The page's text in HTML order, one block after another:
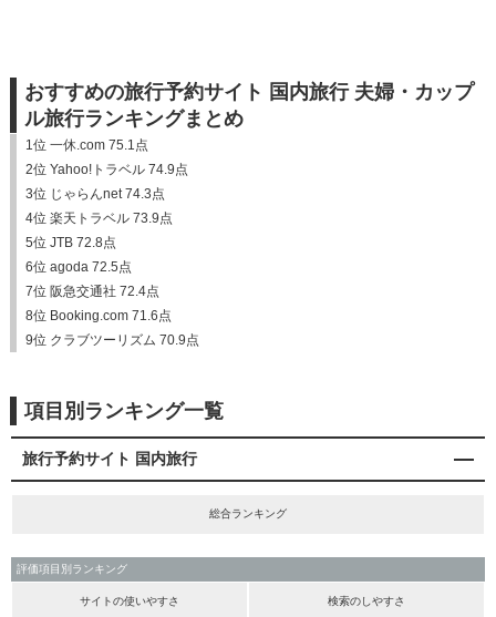
おすすめの旅行予約サイト 国内旅行 夫婦・カップ
ル旅行ランキングまとめ
1位 一休.com 75.1点
2位 Yahoo!トラベル 74.9点
3位 じゃらんnet 74.3点
4位 楽天トラベル 73.9点
5位 JTB 72.8点
6位 agoda 72.5点
7位 阪急交通社 72.4点
8位 Booking.com 71.6点
9位 クラブツーリズム 70.9点
項目別ランキング一覧
旅行予約サイト 国内旅行
総合ランキング
評価項目別ランキング
サイトの使いやすさ 検索のしやすさ